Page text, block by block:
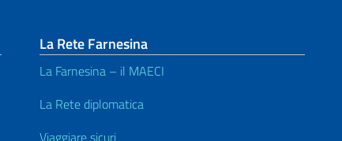
La Rete Farnesina
La Farnesina – il MAECI
La Rete diplomatica
Viaggiare sicuri